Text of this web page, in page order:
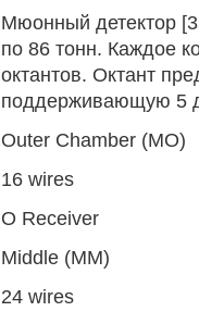
Мюонный детектор
по 86 тонн. Каждое
октантов. Октант
поддерживающую 5
Outer Chamber (МО)
16 wires
О Receiver
Middle (MM)
24 wires